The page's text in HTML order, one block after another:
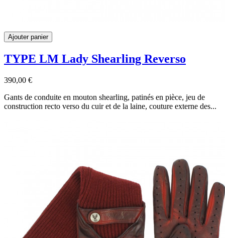
Ajouter panier
TYPE LM Lady Shearling Reverso
390,00 €
Gants de conduite en mouton shearling, patinés en pièce, jeu de
construction recto verso du cuir et de la laine, couture externe des...